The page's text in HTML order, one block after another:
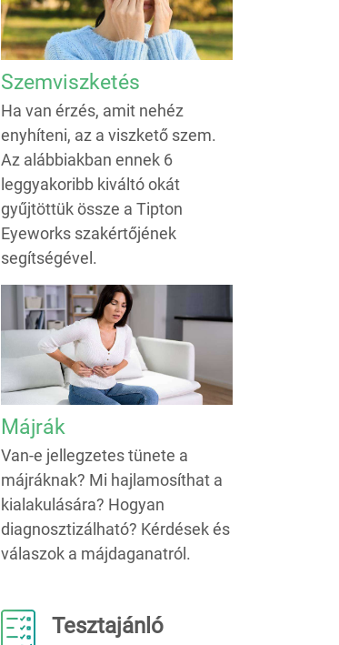
Szemviszketés
Ha van érzés, amit nehéz
enyhíteni, az a viszkető szem.
Az alábbiakban ennek 6
leggyakoribb kiváltó okát
gyűjtöttük össze a Tipton
Eyeworks szakértőjének
segítségével.
Májrák
Van-e jellegzetes tünete a
májráknak? Mi hajlamosíthat a
kialakulására? Hogyan
diagnosztizálható? Kérdések és
válaszok a májdaganatról.
Tesztajánló